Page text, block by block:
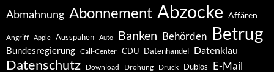
Abmahnung Abonnement Abzocke Affären
Angriff Apple Ausspähen Auto Banken Behörden Betrug
Bundesregierung Call-Center CDU Datenhandel Datenklau
Datenschutz Download Drohung Druck Dubios E-Mail